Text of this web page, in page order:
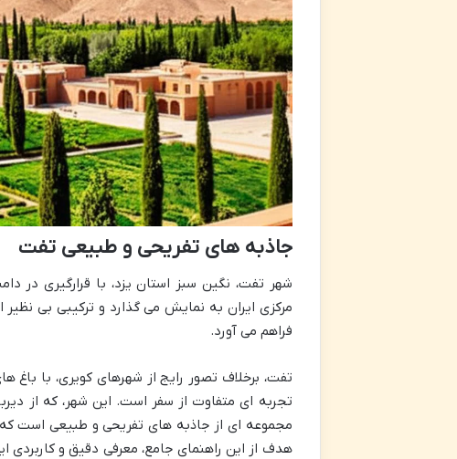
جاذبه های تفریحی و طبیعی تفت
شهر تفت، نگین سبز استان یزد، با قرارگیری در
مرکزی ایران به نمایش می گذارد و ترکیبی بی
فراهم می آورد.
تفت، برخلاف تصور رایج از شهرهای کویری، با
تجربه ای متفاوت از سفر است. این شهر، که از
مجموعه ای از جاذبه های تفریحی و طبیعی است
هدف از این راهنمای جامع، معرفی دقیق و